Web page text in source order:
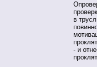
в
- и